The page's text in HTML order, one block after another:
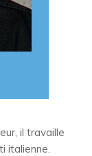
il travaille
italienne.